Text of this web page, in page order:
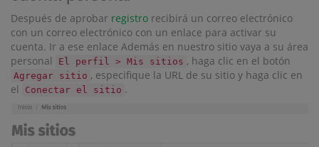
Después de aprobar registro recibirá un correo electrónico
con un correo electrónico con un enlace para activar su
cuenta. Ir a ese enlace Además en nuestro sitio vaya a su área
personal
El perfil > Mis sitios , haga clic en el botón
Agregar sitio , especifique la URL de su sitio y haga clic en
el
Conectar el sitio .